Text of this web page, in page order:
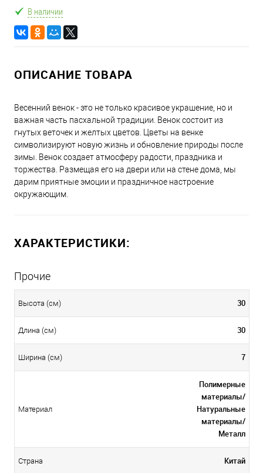
В наличии
ОПИСАНИЕ ТОВАРА
Весенний венок - это не только красивое украшение, но и
важная часть пасхальной традиции. Венок состоит из
гнутых веточек и желтых цветов. Цветы на венке
символизируют новую жизнь и обновление природы после
зимы. Венок создает атмосферу радости, праздника и
торжества. Размещая его на двери или на стене дома, мы
дарим приятные эмоции и праздничное настроение
окружающим.
ХАРАКТЕРИСТИКИ:
Прочие
Высота (см) 30
Длина (см) 30
Ширина (см) 7
Материал
Полимерные
материалы/
Натуральные
материалы/
Металл
Страна Китай